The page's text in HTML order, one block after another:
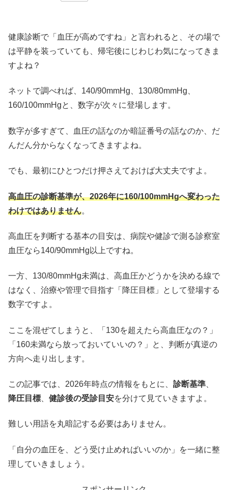
健康診断で「血圧が高めですね」と言われると、その場で
は平静を装っていても、帰宅後にじわじわ気になってきま
すよね？
ネットで調べれば、140/90mmHg、130/80mmHg、
160/100mmHgと、数字が次々に登場します。
数字が多すぎて、血圧の話なのか暗証番号の話なのか、だ
んだん分からなくなってきますよね。
でも、最初にひとつだけ押さえておけば大丈夫ですよ。
高血圧の診断基準が、2026年に160/100mmHgへ変わった
わけではありません。
高血圧を判断する基本の目安は、病院や健診で測る診察室
血圧なら140/90mmHg以上ですね。
一方、130/80mmHg未満は、高血圧かどうかを決める線で
はなく、治療や管理で目指す「降圧目標」として登場する
数字ですよ。
ここを混ぜてしまうと、「130を超えたら高血圧なの？」
「160未満なら放っておいていいの？」と、判断が真逆の
方向へ走り出します。
この記事では、2026年時点の情報をもとに、 診断基準
降圧目標
健診後の受診目安を分けて見ていきますよ。
難しい用語を丸暗記する必要はありません。
「自分の血圧を、どう受け止めればいいのか」を一緒に整
理していきましょう。